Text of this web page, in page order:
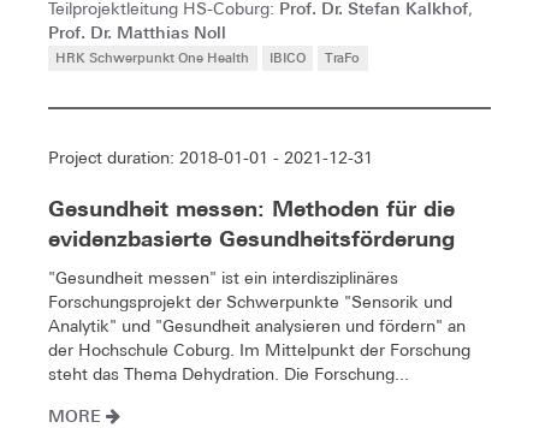
Teilprojektleitung HS-Coburg: Prof. Dr. Stefan Kalkhof,
Prof. Dr. Matthias Noll
HRK Schwerpunkt One Health IBICO TraFo
Project duration: 2018-01-01 - 2021-12-31
Gesundheit messen: Methoden für die
evidenzbasierte Gesundheitsförderung
"Gesundheit messen" ist ein interdisziplinäres
Forschungsprojekt der Schwerpunkte "Sensorik und
Analytik" und "Gesundheit analysieren und fördern" an
der Hochschule Coburg. Im Mittelpunkt der Forschung
steht das Thema Dehydration. Die Forschung...
MORE